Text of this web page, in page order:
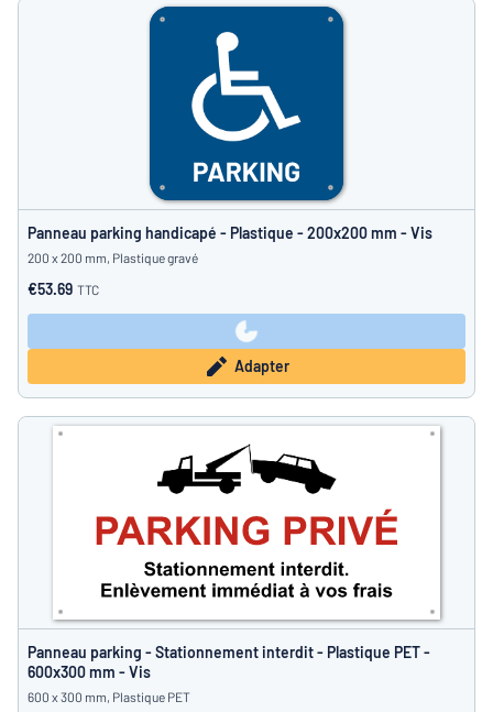
Panneau parking handicapé - Plastique - 200x200 mm - Vis
200 x 200 mm, Plastique gravé
€53.69 TTC
Adapter
Panneau parking - Stationnement interdit - Plastique PET -
600x300 mm - Vis
600 x 300 mm, Plastique PET